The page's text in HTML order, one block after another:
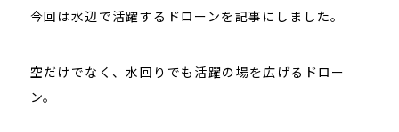
今回は水辺で活躍するドローンを記事にしました。
空だけでなく、水回りでも活躍の場を広げるドロー
ン。